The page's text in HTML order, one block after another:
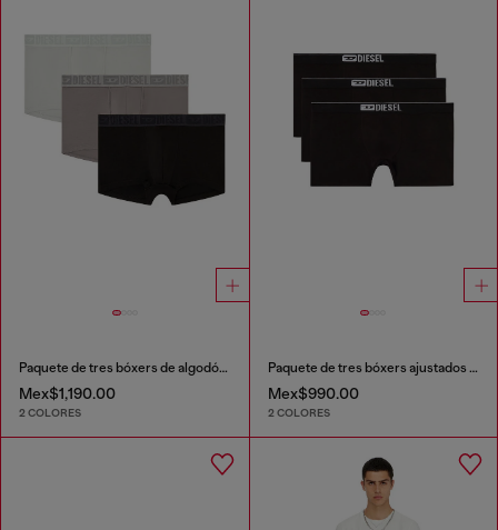
Paquete de tres bóxers de algodón elástico con pretina tonal
Mex$1,190.00
2 COLORES
Paquete de tres bóxers ajustados de algodón elástico
Mex$990.00
2 COLORES